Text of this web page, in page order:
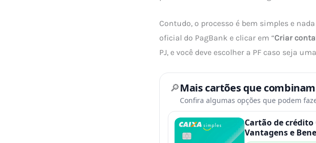
Contudo, o processo é bem simples e
oficial do PagBank e clicar em “Criar conta
PJ, e você deve escolher a PF caso seja
🔎Mais cartões que
Confira algumas opções que podem
Cartão de
Vantagens e